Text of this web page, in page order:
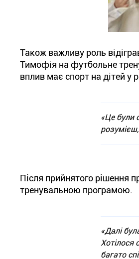
Також важливу роль
Тимофія на футбольне
вплив має спорт на дітей у
«Це були
Після прийнятого рішення
тренувальною програмою.
«Далі
Хотілося
багато